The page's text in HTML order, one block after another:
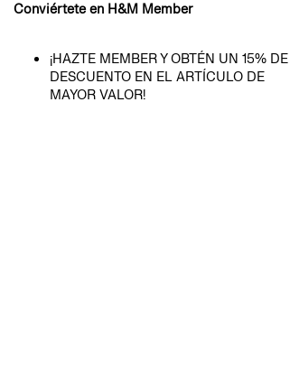
Conviértete en H&M Member
¡HAZTE MEMBER Y OBTÉN UN 15% DE
DESCUENTO EN EL ARTÍCULO DE
MAYOR VALOR!